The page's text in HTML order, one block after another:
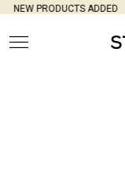
NEW PRODUCTS ADDED